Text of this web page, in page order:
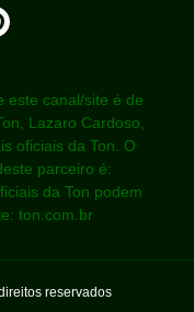
este canal/site é de
Lazaro Cardoso,
oficiais da Ton. O
parceiro é:
da Ton podem
ton.com.br
reservados